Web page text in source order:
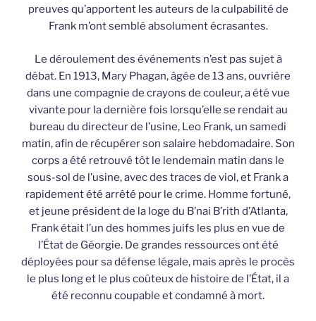
preuves qu’apportent les auteurs de la culpabilité de
Frank m’ont semblé absolument écrasantes.
Le déroulement des événements n’est pas sujet à
débat. En 1913, Mary Phagan, âgée de 13 ans, ouvrière
dans une compagnie de crayons de couleur, a été vue
vivante pour la dernière fois lorsqu’elle se rendait au
bureau du directeur de l’usine, Leo Frank, un samedi
matin, afin de récupérer son salaire hebdomadaire. Son
corps a été retrouvé tôt le lendemain matin dans le
sous-sol de l’usine, avec des traces de viol, et Frank a
rapidement été arrêté pour le crime. Homme fortuné,
et jeune président de la loge du B’nai B’rith d’Atlanta,
Frank était l’un des hommes juifs les plus en vue de
l’État de Géorgie. De grandes ressources ont été
déployées pour sa défense légale, mais après le procès
le plus long et le plus coûteux de histoire de l’État, il a
été reconnu coupable et condamné à mort.